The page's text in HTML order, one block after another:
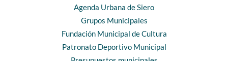
Agenda Urbana de Siero
Grupos Municipales
Fundación Municipal de Cultura
Patronato Deportivo Municipal